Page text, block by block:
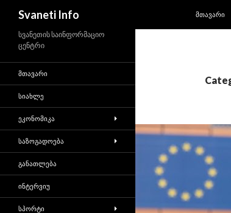
Svaneti Info
ᲛᲗᲐᲕᲐᲠᲘ
სვანეთის საინფორმაციო
ცენტრი
ᲛᲗᲐᲕᲐᲠᲘ
ᲡᲘᲐᲮᲚᲔ
ᲔᲙᲝᲜᲝᲛᲘᲙᲐ
ᲡᲐᲖᲝᲒᲐᲓᲝᲔᲑᲐ
ᲒᲐᲜᲐᲗᲚᲔᲑᲐ
ᲘᲜᲢᲔᲠᲕᲘᲣ
ᲡᲞᲝᲠᲢᲘ